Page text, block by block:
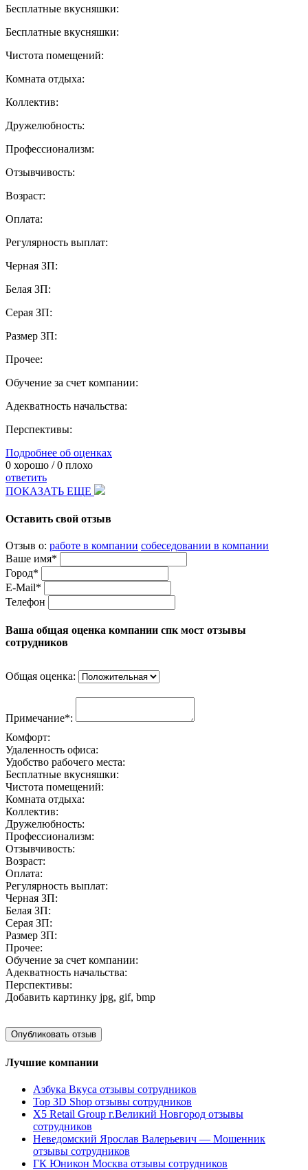
Бесплатные вкусняшки:
Бесплатные вкусняшки:
Чистота помещений:
Комната отдыха:
Коллектив:
Дружелюбность:
Профессионализм:
Отзывчивость:
Возраст:
Оплата:
Регулярность выплат:
Черная ЗП:
Белая ЗП:
Серая ЗП:
Размер ЗП:
Прочее:
Обучение за счет компании:
Адекватность начальства:
Перспективы:
Подробнее об оценках
0 хорошо /0 плохо
ответить
ПОКАЗАТЬ ЕЩЕ
Оставить свой отзыв
Отзыв о: работе в компании собеседовании в компании
Ваше имя*
Город*
E-Mail*
Телефон
Ваша общая оценка компании спк мост отзывы
сотрудников
Общая оценка:
Примечание*:
Комфорт:
Удаленность офиса:
Удобство рабочего места:
Бесплатные вкусняшки:
Чистота помещений:
Комната отдыха:
Коллектив:
Дружелюбность:
Профессионализм:
Отзывчивость:
Возраст:
Оплата:
Регулярность выплат:
Черная ЗП:
Белая ЗП:
Серая ЗП:
Размер ЗП:
Прочее:
Обучение за счет компании:
Адекватность начальства:
Перспективы:
Добавить картинку jpg, gif, bmp
Лучшие компании
Азбука Вкуса отзывы сотрудников
Top 3D Shop отзывы сотрудников
X5 Retail Group г.Великий Новгород отзывы
сотрудников
Неведомский Ярослав Валерьевич — Мошенник
отзывы сотрудников
ГК Юникон Москва отзывы сотрудников